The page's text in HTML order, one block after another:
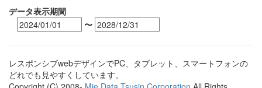
データ表示期間
〜
レスポンシブwebデザインでPC、タブレット、スマートフォンの
どれでも見やすくしています。